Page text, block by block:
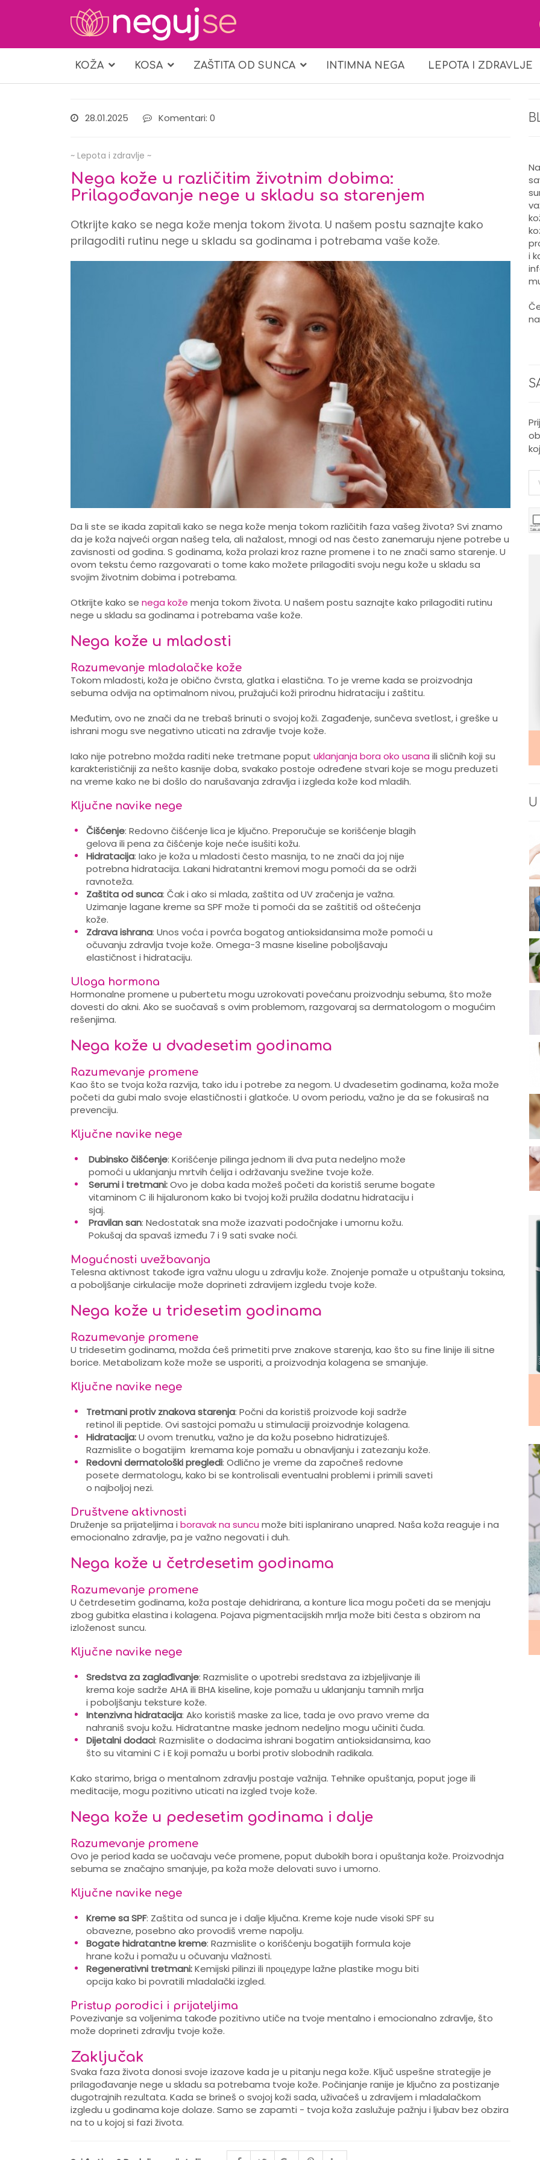
KOŽA KOSA ZAŠTITA OD SUNCA INTIMNA NEGA LEPOTA I ZDRAVLJE
28.01.2025 Komentari: 0
~ Lepota i zdravlje ~
Nega kože u različitim životnim dobima:
Prilagođavanje nege u skladu sa starenjem
Otkrijte kako se nega kože menja tokom života. U našem postu saznajte kako
prilagoditi rutinu nege u skladu sa godinama i potrebama vaše kože.
Da li ste se ikada zapitali kako se nega kože menja tokom različitih faza vašeg života? Svi znamo
da je koža najveći organ našeg tela, ali nažalost, mnogi od nas često zanemaruju njene potrebe u
zavisnosti od godina. S godinama, koža prolazi kroz razne promene i to ne znači samo starenje. U
ovom tekstu ćemo razgovarati o tome kako možete prilagoditi svoju negu kože u skladu sa
svojim životnim dobima i potrebama.
Otkrijte kako se nega kože menja tokom života. U našem postu saznajte kako prilagoditi rutinu
nege u skladu sa godinama i potrebama vaše kože.
Nega kože u mladosti
Razumevanje mladalačke kože
Tokom mladosti, koža je obično čvrsta, glatka i elastična. To je vreme kada se proizvodnja
sebuma odvija na optimalnom nivou, pružajući koži prirodnu hidrataciju i zaštitu.
Međutim, ovo ne znači da ne trebaš brinuti o svojoj koži. Zagađenje, sunčeva svetlost, i greške u
ishrani mogu sve negativno uticati na zdravlje tvoje kože.
Iako nije potrebno možda raditi neke tretmane poput uklanjanja bora oko usana ili sličnih koji su
karakterističniji za nešto kasnije doba, svakako postoje određene stvari koje se mogu preduzeti
na vreme kako ne bi došlo do narušavanja zdravlja i izgleda kože kod mladih.
Ključne navike nege
Čišćenje: Redovno čišćenje lica je ključno. Preporučuje se korišćenje blagih
gelova ili pena za čišćenje koje neće isušiti kožu.
Hidratacija: Iako je koža u mladosti često masnija, to ne znači da joj nije
potrebna hidratacija. Lakani hidratantni kremovi mogu pomoći da se održi
ravnoteža.
Zaštita od sunca: Čak i ako si mlada, zaštita od UV zračenja je važna.
Uzimanje lagane kreme sa SPF može ti pomoći da se zaštitiš od oštećenja
kože.
Zdrava ishrana: Unos voća i povrća bogatog antioksidansima može pomoći u
očuvanju zdravlja tvoje kože. Omega-3 masne kiseline poboljšavaju
elastičnost i hidrataciju.
Uloga hormona
Hormonalne promene u pubertetu mogu uzrokovati povećanu proizvodnju sebuma, što može
dovesti do akni. Ako se suočavaš s ovim problemom, razgovaraj sa dermatologom o mogućim
rešenjima.
Nega kože u dvadesetim godinama
Razumevanje promene
Kao što se tvoja koža razvija, tako idu i potrebe za negom. U dvadesetim godinama, koža može
početi da gubi malo svoje elastičnosti i glatkoće. U ovom periodu, važno je da se fokusiraš na
prevenciju.
Ključne navike nege
Dubinsko čišćenje: Korišćenje pilinga jednom ili dva puta nedeljno može
pomoći u uklanjanju mrtvih ćelija i održavanju svežine tvoje kože.
Serumi i tretmani:Ovo je doba kada možeš početi da koristiš serume bogate
vitaminom C ili hijaluronom kako bi tvojoj koži pružila dodatnu hidrataciju i
sjaj.
Pravilan san: Nedostatak sna može izazvati podočnjake i umornu kožu.
Pokušaj da spavaš između 7 i 9 sati svake noći.
Mogućnosti uvežbavanja
Telesna aktivnost takođe igra važnu ulogu u zdravlju kože. Znojenje pomaže u otpuštanju toksina,
a poboljšanje cirkulacije može doprineti zdravijem izgledu tvoje kože.
Nega kože u tridesetim godinama
Razumevanje promene
U tridesetim godinama, možda ćeš primetiti prve znakove starenja, kao što su fine linije ili sitne
borice. Metabolizam kože može se usporiti, a proizvodnja kolagena se smanjuje.
Ključne navike nege
Tretmani protiv znakova starenja: Počni da koristiš proizvode koji sadrže
retinol ili peptide. Ovi sastojci pomažu u stimulaciji proizvodnje kolagena.
Hidratacija:U ovom trenutku, važno je da kožu posebno hidratizuješ.
Razmislite o bogatijim kremama koje pomažu u obnavljanju i zatezanju kože.
Redovni dermatološki pregledi: Odlično je vreme da započneš redovne
posete dermatologu, kako bi se kontrolisali eventualni problemi i primili saveti
o najboljoj nezi.
Društvene aktivnosti
Druženje sa prijateljima i boravak na suncu može biti isplanirano unapred. Naša koža reaguje i na
emocionalno zdravlje, pa je važno negovati i duh.
Nega kože u četrdesetim godinama
Razumevanje promene
U četrdesetim godinama, koža postaje dehidrirana, a konture lica mogu početi da se menjaju
zbog gubitka elastina i kolagena. Pojava pigmentacijskih mrlja može biti česta s obzirom na
izloženost suncu.
Ključne navike nege
Sredstva za zaglađivanje: Razmislite o upotrebi sredstava za izbjeljivanje ili
krema koje sadrže AHA ili BHA kiseline, koje pomažu u uklanjanju tamnih mrlja
i poboljšanju teksture kože.
Intenzivna hidratacija: Ako koristiš maske za lice, tada je ovo pravo vreme da
nahraniš svoju kožu. Hidratantne maske jednom nedeljno mogu učiniti čuda.
Dijetalni dodaci: Razmislite o dodacima ishrani bogatim antioksidansima, kao
što su vitamini C i E koji pomažu u borbi protiv slobodnih radikala.
Kako starimo, briga o mentalnom zdravlju postaje važnija. Tehnike opuštanja, poput joge ili
meditacije, mogu pozitivno uticati na izgled tvoje kože.
Nega kože u pedesetim godinama i dalje
Razumevanje promene
Ovo je period kada se uočavaju veće promene, poput dubokih bora i opuštanja kože. Proizvodnja
sebuma se značajno smanjuje, pa koža može delovati suvo i umorno.
Ključne navike nege
Kreme sa SPF: Zaštita od sunca je i dalje ključna. Kreme koje nude visoki SPF su
obavezne, posebno ako provodiš vreme napolju.
Bogate hidratantne kreme: Razmislite o korišćenju bogatijih formula koje
hrane kožu i pomažu u očuvanju vlažnosti.
Regenerativni tretmani:Kemijski pilinzi ili процедуре lažne plastike mogu biti
opcija kako bi povratili mladalački izgled.
Pristup porodici i prijateljima
Povezivanje sa voljenima takođe pozitivno utiče na tvoje mentalno i emocionalno zdravlje, što
može doprineti zdravlju tvoje kože.
Zaključak
Svaka faza života donosi svoje izazove kada je u pitanju nega kože. Ključ uspešne strategije je
prilagođavanje nege u skladu sa potrebama tvoje kože. Počinjanje ranije je ključno za postizanje
dugotrajnih rezultata. Kada se brineš o svojoj koži sada, uživaćeš u zdravijem i mladalačkom
izgledu u godinama koje dolaze. Samo se zapamti - tvoja koža zaslužuje pažnju i ljubav bez obzira
na to u kojoj si fazi života.
i
U